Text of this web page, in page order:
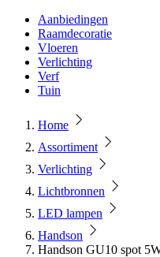
Aanbiedingen
Raamdecoratie
Vloeren
Verlichting
Verf
Tuin
Home
Assortiment
Verlichting
Lichtbronnen
LED lampen
Handson
Handson GU10 spot